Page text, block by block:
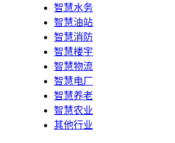
智慧水务
智慧油站
智慧消防
智慧楼宇
智慧物流
智慧电厂
智慧养老
智慧农业
其他行业